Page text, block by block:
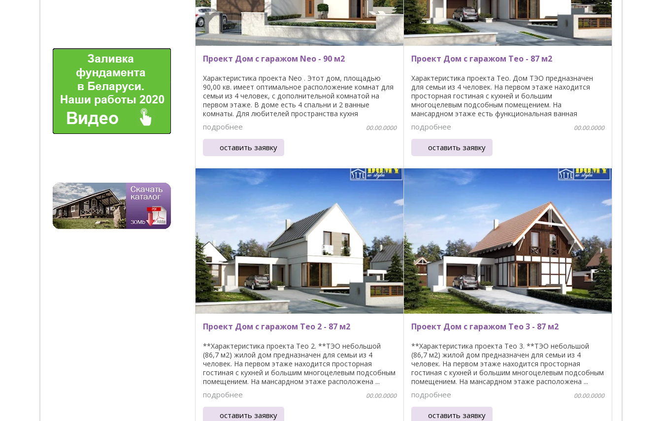
Проект Дом с гаражом Neo - 90 м2
Характеристика проекта Neo . Этот дом, площадью
90,00 кв. имеет оптимальное расположение комнат для
семьи из 4 человек, с дополнительной комнатой на
первом этаже. В доме есть 4 спальни и 2 ванные
комнаты. Для любителей пространства кухня
объединена ...
подробнее 00.00.0000
оставить заявку
Проект Дом с гаражом Teo - 87 м2
Характеристика проекта Teo. Дом ТЭО предназначен
для семьи из 4 человек. На первом этаже находится
просторная гостиная с кухней и большим
многоцелевым подсобным помещением. На
мансардном этаже есть функциональная ванная
комната и три спальни. ...
подробнее 00.00.0000
оставить заявку
Проект Дом с гаражом Teo 2 - 87 м2
**Характеристика проекта Teo 2. **ТЭО небольшой
(86,7 м2) жилой дом предназначен для семьи из 4
человек. На первом этаже находится просторная
гостиная с кухней и большим многоцелевым подсобным
помещением. На мансардном этаже расположена ...
подробнее 00.00.0000
оставить заявку
Проект Дом с гаражом Teo 3 - 87 м2
**Характеристика проекта Teo 3. **ТЭО небольшой
(86,7 м2) жилой дом предназначен для семьи из 4
человек. На первом этаже находится просторная
гостиная с кухней и большим многоцелевым подсобным
помещением. На мансардном этаже расположена ...
подробнее 00.00.0000
оставить заявку